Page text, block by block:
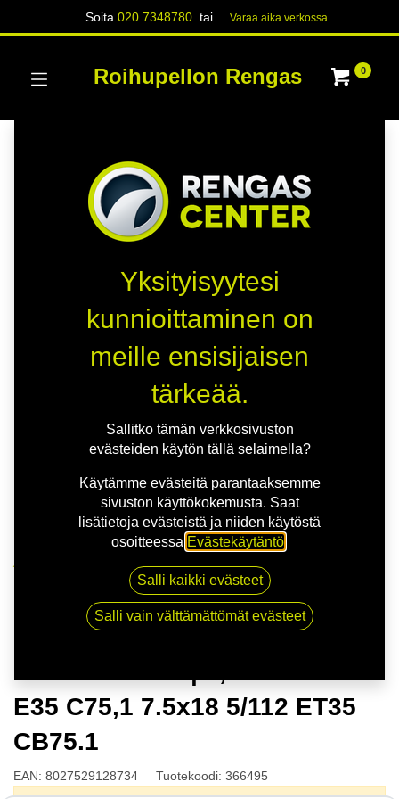
Soita020 7348780 tai Varaa aika verk​​​​ossa
Roihupellon Rengas 0
OZ HYPER GT | 7,5X18 5-112 E35 C75,1 7.5x18 5/112
ET35 CB75.1
E35 C75,1 7.5x18 5/112 ET35
CB75.1
EAN: 8027529128734 Tuotekoodi: 366495
Yksityisyytesi
kunnioittaminen on
meille ensisijaisen
tärkeää.
Sallitko tämän verkkosivuston
evästeiden käytön tällä selaimella?
Käytämme evästeitä parantaaksemme
sivuston käyttökokemusta. Saat
lisätietoja evästeistä ja niiden käytöstä
osoitteessa Evästekäytäntö
Salli kaikki evästeet
Salli vain välttämättömät evästeet